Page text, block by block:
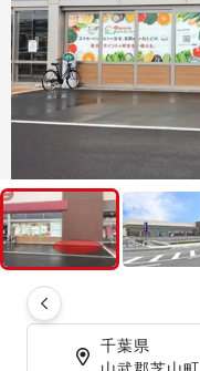
千葉県